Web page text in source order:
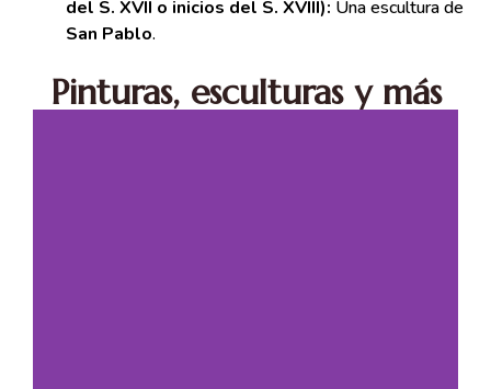
del S. XVII o inicios del S. XVIII): Una escultura de
San Pablo.
Pinturas, esculturas y más